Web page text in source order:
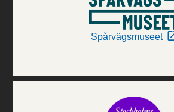
Spårvägsmuseet